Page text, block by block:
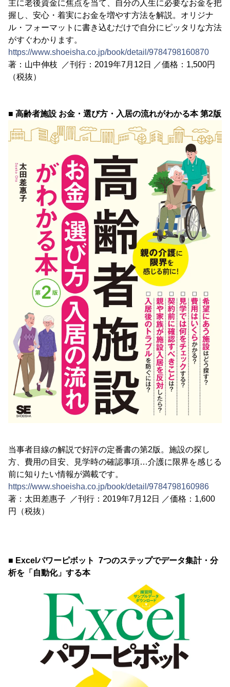
主に老後資金に焦点を当て、自分の人生に必要なお金を把
握し、安心・着実にお金を増やす方法を解説。オリジナ
ル・フォーマットに書き込むだけで自分にピッタリな方法
がすぐわかります。
https://www.shoeisha.co.jp/book/detail/9784798160870
著：山中伸枝 ／刊行：2019年7月12日 ／価格：1,500円
（税抜）
■ 高齢者施設 お金・選び方・入居の流れがわかる本 第2版
当事者目線の解説で好評の定番書の第2版。施設の探し
方、費用の目安、見学時の確認事項…介護に限界を感じる
前に知りたい情報が満載です。
https://www.shoeisha.co.jp/book/detail/9784798160986
著：太田差惠子 ／刊行：2019年7月12日 ／価格：1,600
円（税抜）
■ Excelパワーピボット 7つのステップでデータ集計・分
析を「自動化」する本